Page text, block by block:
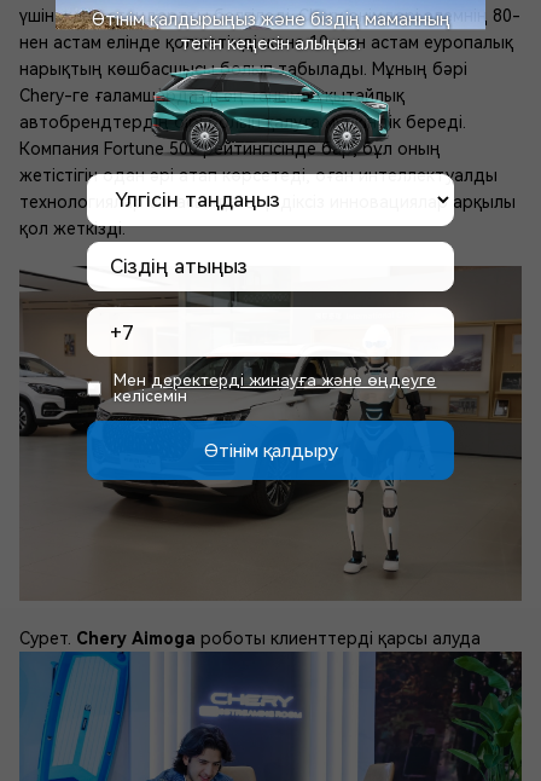
үшін жаңа стандартты белгіледі. Chery өнімдері әлемнің 80-
нен астам елінде қолжетімді және 10-нан астам еуропалық
нарықтың көшбасшысы болып табылады. Мұның бәрі
Chery-ге ғаламшардағы ең танымал қытайлық
автобрендтердің бірі болып қалуға мүмкіндік береді.
Компания Fortune 500 рейтингісінде бар, бұл оның
жетістігін одан әрі атап көрсетеді, оған интеллектуалды
технологиялар саласындағы үздіксіз инновациялар арқылы
қол жеткізді.
Сурет. Chery Аimoga роботы клиенттерді қарсы алуда
Өтінім қалдырыңыз және біздің маманның
тегін кеңесін алыңыз.
Мендеректерді жинауға және өңдеуге
келісемін
Өтінім қалдыру